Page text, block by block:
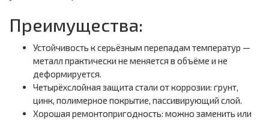
Преимущества:
Устойчивость к серьёзным перепадам температур —
металл практически не меняется в объёме и не
деформируется.
Четырёхслойная защита стали от коррозии: грунт,
цинк, полимерное покрытие, пассивирующий слой.
Хорошая ремонтопригодность: можно заменить или